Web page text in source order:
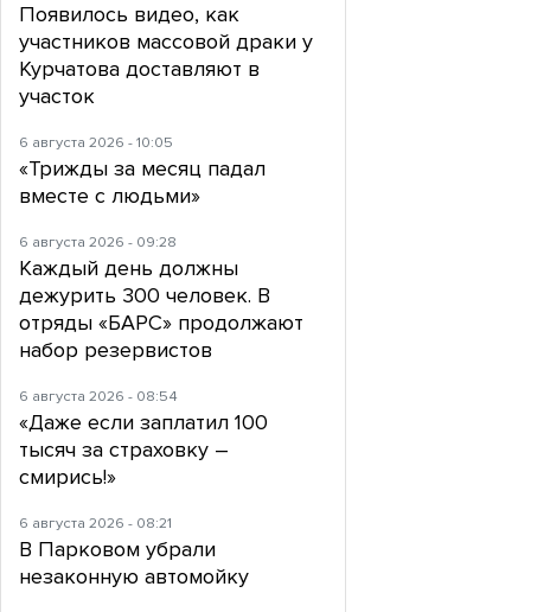
Появилось видео, как
участников массовой драки у
Курчатова доставляют в
участок
6 августа 2026 - 10:05
«Трижды за месяц падал
вместе с людьми»
6 августа 2026 - 09:28
Каждый день должны
дежурить 300 человек. В
отряды «БАРС» продолжают
набор резервистов
6 августа 2026 - 08:54
«Даже если заплатил 100
тысяч за страховку –
смирись!»
6 августа 2026 - 08:21
В Парковом убрали
незаконную автомойку